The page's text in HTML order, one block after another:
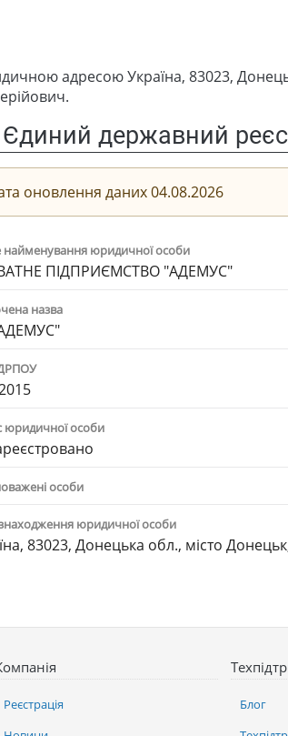
адресою Україна, 83023,
Єдиний державний
оновлення даних 04.08.2026
найменування юридичної особи
ПІДПРИЄМСТВО "АДЕМУС"
назва
юридичної особи
особи
юридичної особи
83023, Донецька обл., місто
Реєстрація
Блог